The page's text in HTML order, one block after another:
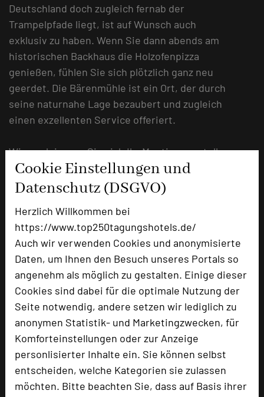
Cookie Einstellungen und
Datenschutz (DSGVO)
Herzlich Willkommen bei
https://www.top250tagungshotels.de/
Auch wir verwenden Cookies und anonymisierte
Daten, um Ihnen den Besuch unseres Portals so
angenehm als möglich zu gestalten. Einige dieser
Cookies sind dabei für die optimale Nutzung der
Seite notwendig, andere setzen wir lediglich zu
anonymen Statistik- und Marketingzwecken, für
Komforteinstellungen oder zur Anzeige
personlisierter Inhalte ein. Sie können selbst
entscheiden, welche Kategorien sie zulassen
möchten. Bitte beachten Sie, dass auf Basis ihrer
Deutschland doch zugleich fernab der
Trampelpfade liegt, ist auf Wunsch auch
exklusiv zu haben. Wenn Sie dann abends am
historischen Backhaus die Holzofenpizza
genießen, fühlen Sie sich plötzlich ganz neu
geerdet. Die Bärenmühle ist ein Ort, der durch
seine naturnahe Lage bezaubert und zugleich
einen exzellenten Service offeriert.
Wie auch immer Sie sich Ihr Meeting vorstellen
– gern machen wir Ihnen Vorschläge und stellen
Ihnen den Rahmen für Ihr Meeting in der
herrlichen Stille des Romantik Hotels Landhaus
Bärenmühle.
Weitere Informationen finden Sie unter
www.baerenmuehle.de. Mailen Sie uns unter
info@baerenmuehle.de oder rufen Sie einfach
an – Telefon 06455-759040.
URL:www.baerenmuehle.de
URL:https://www.baerenmuehle.de